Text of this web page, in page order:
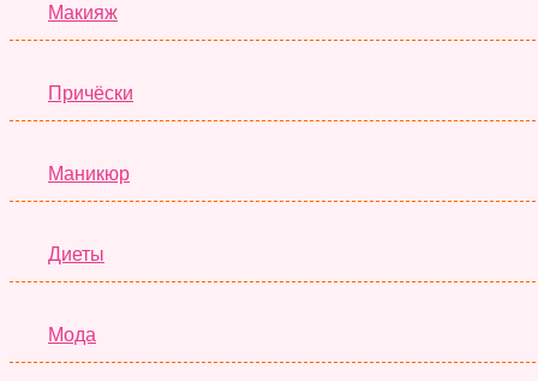
Макияж
Причёски
Маникюр
Диеты
Мода